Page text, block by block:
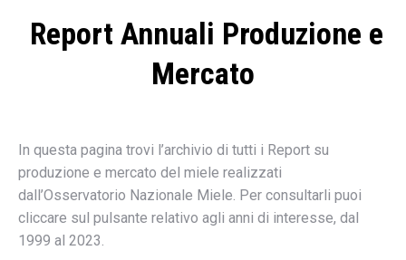
Report Annuali Produzione e
Mercato
In questa pagina trovi l’archivio di tutti i Report su
produzione e mercato del miele realizzati
dall’Osservatorio Nazionale Miele. Per consultarli puoi
cliccare sul pulsante relativo agli anni di interesse, dal
1999 al 2023.